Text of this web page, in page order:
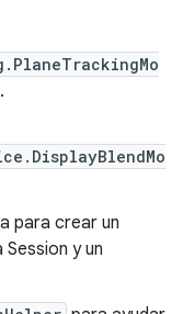
para crear un
y un